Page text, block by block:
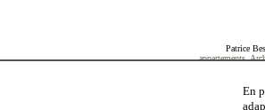
Patrice
appartements,
En